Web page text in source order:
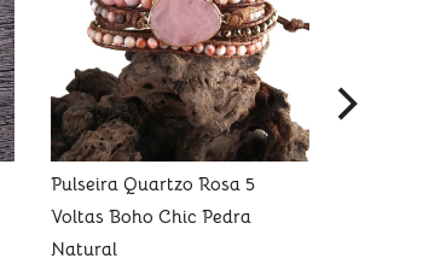
Pulseira Quartzo Rosa 5
Voltas Boho Chic Pedra
Natural